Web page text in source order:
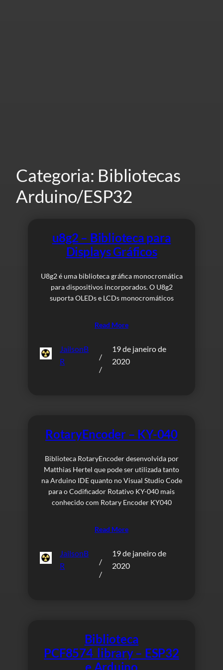
Categoria: Bibliotecas
Arduino/ESP32
u8g2 – Biblioteca para
Displays Gráficos
U8g2 é uma biblioteca gráfica monocromática
para dispositivos incorporados. O U8g2
suporta OLEDs e LCDs monocromáticos
Read More
JailsonB
R
/
/
19 de janeiro de
2020
RotaryEncoder – KY-040
Biblioteca RotaryEncoder desenvolvida por
Matthias Hertel que pode ser utilizada tanto
na Arduino IDE quanto no Visual Studio Code
para o Codificador Rotativo KY-040 mais
conhecido com Rotary Encoder KY040
Read More
JailsonB
R
/
/
19 de janeiro de
2020
Biblioteca
PCF8574_library – ESP32
e Arduino